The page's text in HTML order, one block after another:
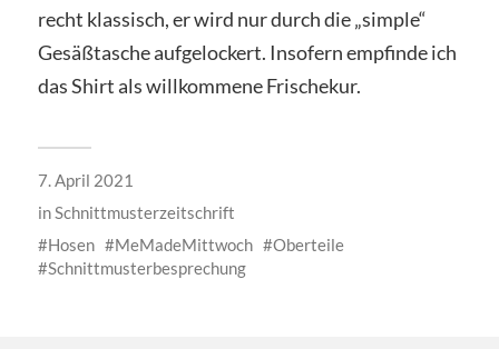
recht klassisch, er wird nur durch die „simple“
Gesäßtasche aufgelockert. Insofern empfinde ich
das Shirt als willkommene Frischekur.
7. April 2021
inSchnittmusterzeitschrift
Hosen
MeMadeMittwoch
Oberteile
Schnittmusterbesprechung